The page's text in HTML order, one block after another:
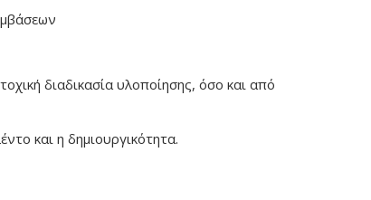
διαδικασία υλοποίησης, όσο και από
και η δημιουργικότητα.